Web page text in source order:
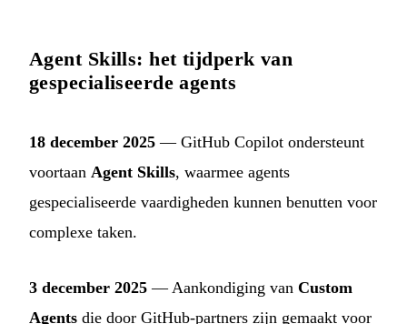
Agent Skills: het tijdperk van
gespecialiseerde agents
18 december 2025 — GitHub Copilot ondersteunt
voortaan Agent Skills, waarmee agents
gespecialiseerde vaardigheden kunnen benutten voor
complexe taken.
3 december 2025 — Aankondiging van Custom
Agents die door GitHub-partners zijn gemaakt voor